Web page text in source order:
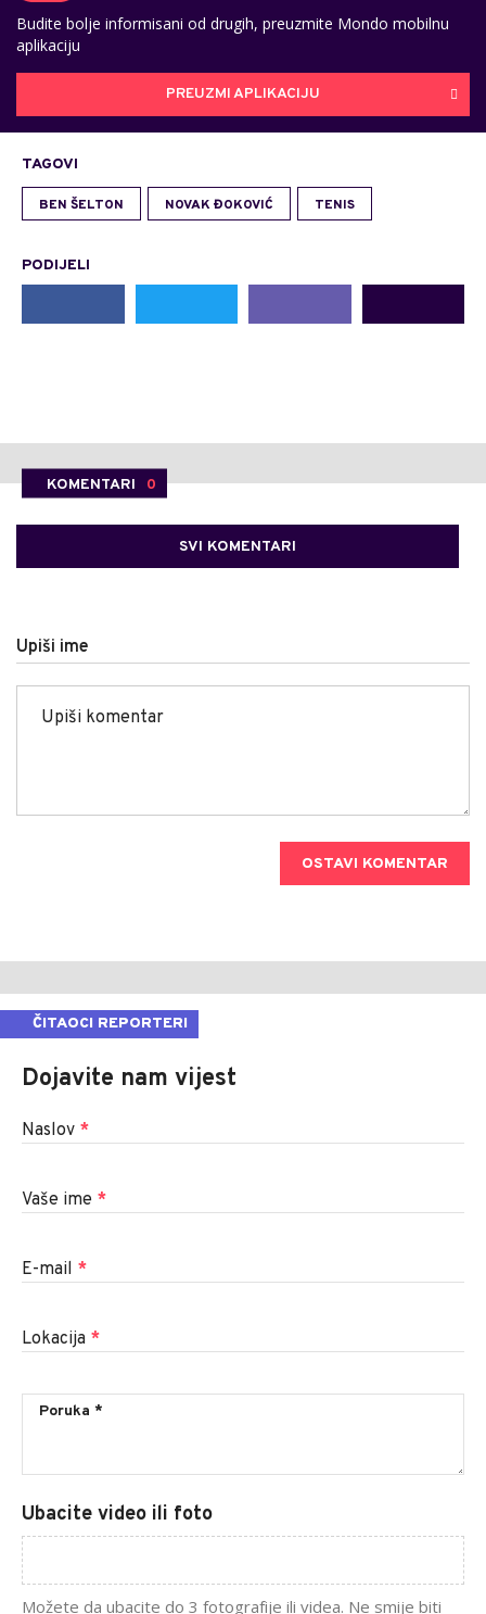
Budite bolje informisani od drugih, preuzmite Mondo mobilnu
aplikaciju
PREUZMI APLIKACIJU
TAGOVI
BEN ŠELTON NOVAK ĐOKOVIĆ TENIS
PODIJELI
KOMENTARI 0
SVI KOMENTARI
Upiši ime
OSTAVI KOMENTAR
ČITAOCI REPORTERI
Dojavite nam vijest
Naslov *
Vaše ime *
E-mail *
Lokacija *
Ubacite video ili foto
Možete da ubacite do 3 fotografije ili videa. Ne smije biti